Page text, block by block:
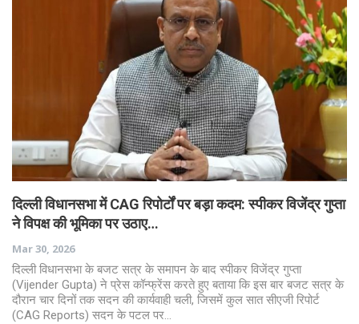
दिल्ली विधानसभा में CAG रिपोर्टों पर बड़ा कदम: स्पीकर विजेंद्र गुप्ता
ने विपक्ष की भूमिका पर उठाए…
Mar 30, 2026
दिल्ली विधानसभा के बजट सत्र के समापन के बाद स्पीकर विजेंद्र गुप्ता
(Vijender Gupta) ने प्रेस कॉन्फ्रेंस करते हुए बताया कि इस बार बजट सत्र के
दौरान चार दिनों तक सदन की कार्यवाही चली, जिसमें कुल सात सीएजी रिपोर्ट
(CAG Reports) सदन के पटल पर…